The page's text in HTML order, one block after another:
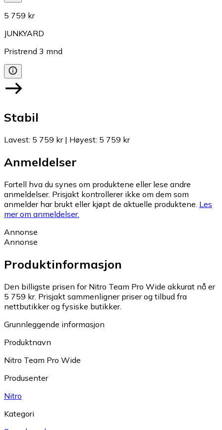
5 759 kr
JUNKYARD
Pristrend 3 mnd
Stabil
Lavest: 5 759 kr| Høyest: 5 759 kr
Anmeldelser
Fortell hva du synes om produktene eller lese andre
anmeldelser. Prisjakt kontrollerer ikke om dem som
anmelder har brukt eller kjøpt de aktuelle produktene. Les
mer om anmeldelser.
Annonse
Annonse
Produktinformasjon
Den billigste prisen for Nitro Team Pro Wide akkurat nå er
5 759 kr. Prisjakt sammenligner priser og tilbud fra
nettbutikker og fysiske butikker.
Grunnleggende informasjon
Produktnavn
Nitro Team Pro Wide
Produsenter
Nitro
Kategori